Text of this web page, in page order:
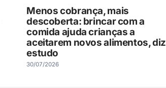
Menos cobrança, mais
descoberta: brincar com a
comida ajuda crianças a
aceitarem novos alimentos, diz
estudo
30/07/2026